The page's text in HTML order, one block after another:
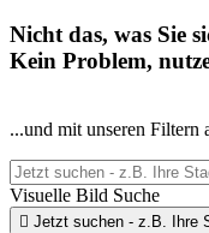
Nicht das, was Sie
Kein Problem,
...und mit unseren Filtern
Visuelle Bild Suche
 Jetzt suchen - z.B. Ihre